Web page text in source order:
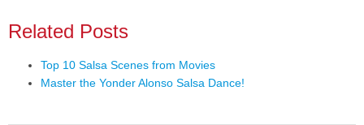
Related Posts
Top 10 Salsa Scenes from Movies
Master the Yonder Alonso Salsa Dance!